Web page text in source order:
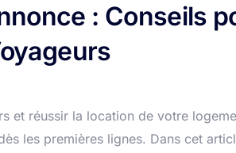
: Conseils
et réussir la location de votre
les premières lignes. Dans cet